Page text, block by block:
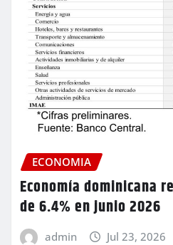
ECONOMIA
Economía dominicana
de 6.4% en junio 2026
admin Jul 23, 2026